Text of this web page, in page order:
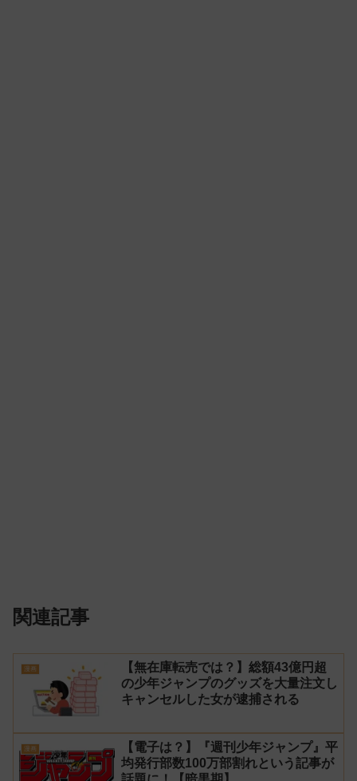
関連記事
漫画
【無在庫転売では？】総額43億円超
の少年ジャンプのグッズを大量注文し
キャンセルした女が逮捕される
漫画
【電子は？】『週刊少年ジャンプ』平
均発行部数100万部割れという記事が